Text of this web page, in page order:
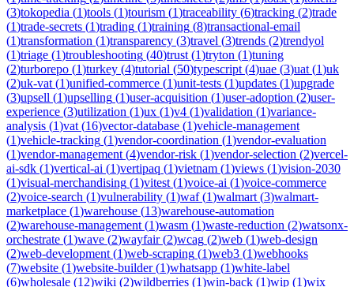
(3)tokopedia (1)tools (1)tourism (1)traceability (6)tracking (2)trade
(1)trade-secrets (1)trading (1)training (8)transactional-email
(1)transformation (1)transparency (3)travel (3)trends (2)trendyol
(1)triage (1)troubleshooting (40)trust (1)tryton (1)tuning
(2)turborepo (1)turkey (4)tutorial (50)typescript (4)uae (3)uat (1)uk
(2)uk-vat (1)unified-commerce (1)unit-tests (1)updates (1)upgrade
(3)upsell (1)upselling (1)user-acquisition (1)user-adoption (2)user-
experience (3)utilization (1)ux (1)v4 (1)validation (1)variance-
analysis (1)vat (16)vector-database (1)vehicle-management
(1)vehicle-tracking (1)vendor-coordination (1)vendor-evaluation
(1)vendor-management (4)vendor-risk (1)vendor-selection (2)vercel-
ai-sdk (1)vertical-ai (1)vertipaq (1)vietnam (1)views (1)vision-2030
(1)visual-merchandising (1)vitest (1)voice-ai (1)voice-commerce
(2)voice-search (1)vulnerability (1)waf(1)walmart (3)walmart-
marketplace (1)warehouse (13)warehouse-automation
(2)warehouse-management (1)wasm (1)waste-reduction (2)watsonx-
orchestrate (1)wave (2)wayfair(2)wcag (2)web (1)web-design
(2)web-development (1)web-scraping (1)web3 (1)webhooks
(7)website (1)website-builder(1)whatsapp (1)white-label
(6)wholesale (12)wiki (2)wildberries (1)win-back (1)wip (1)wix